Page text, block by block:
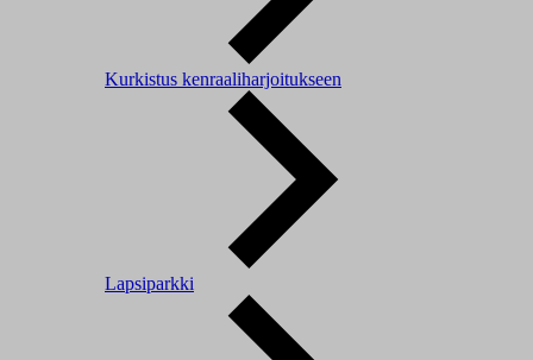
Kurkistus kenraaliharjoitukseen
Lapsiparkki